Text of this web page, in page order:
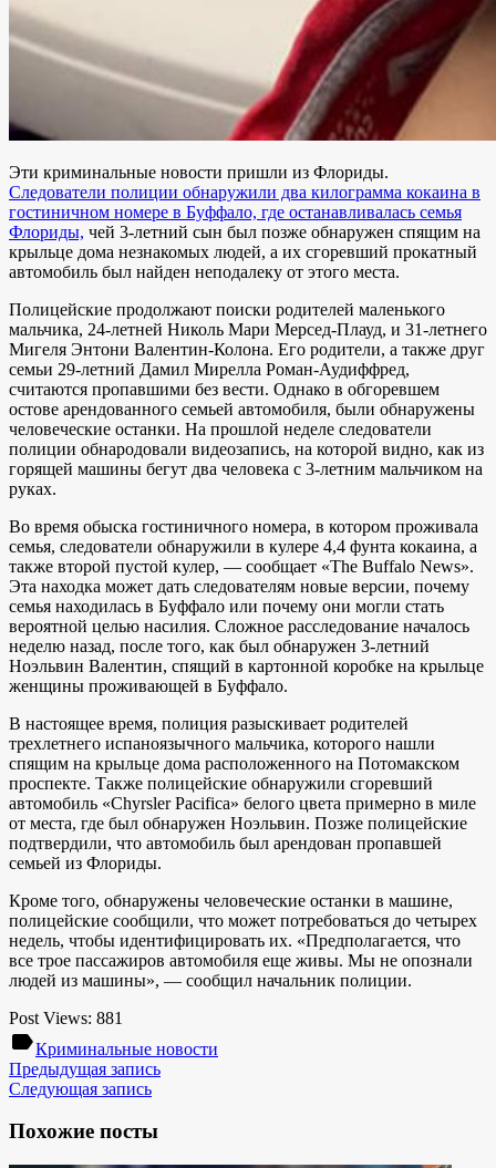
Эти криминальные новости пришли из Флориды.
Следователи полиции обнаружили два килограмма кокаина в
гостиничном номере в Буффало, где останавливалась семья
Флориды, чей 3-летний сын был позже обнаружен спящим на
крыльце дома незнакомых людей, а их сгоревший прокатный
автомобиль был найден неподалеку от этого места.
Полицейские продолжают поиски родителей маленького
мальчика, 24-летней Николь Мари Мерсед-Плауд, и 31-летнего
Мигеля Энтони Валентин-Колона. Его родители, а также друг
семьи 29-летний Дамил Мирелла Роман-Аудиффред,
считаются пропавшими без вести. Однако в обгоревшем
остове арендованного семьей автомобиля, были обнаружены
человеческие останки. На прошлой неделе следователи
полиции обнародовали видеозапись, на которой видно, как из
горящей машины бегут два человека с 3-летним мальчиком на
руках.
Во время обыска гостиничного номера, в котором проживала
семья, следователи обнаружили в кулере 4,4 фунта кокаина, а
также второй пустой кулер, — сообщает «The Buffalo News».
Эта находка может дать следователям новые версии, почему
семья находилась в Буффало или почему они могли стать
вероятной целью насилия. Сложное расследование началось
неделю назад, после того, как был обнаружен 3-летний
Ноэльвин Валентин, спящий в картонной коробке на крыльце
женщины проживающей в Буффало.
В настоящее время, полиция разыскивает родителей
трехлетнего испаноязычного мальчика, которого нашли
спящим на крыльце дома расположенного на Потомакском
проспекте. Также полицейские обнаружили сгоревший
автомобиль «Chyrsler Pacifica» белого цвета примерно в миле
от места, где был обнаружен Ноэльвин. Позже полицейские
подтвердили, что автомобиль был арендован пропавшей
семьей из Флориды.
Кроме того, обнаружены человеческие останки в машине,
полицейские сообщили, что может потребоваться до четырех
недель, чтобы идентифицировать их. «Предполагается, что
все трое пассажиров автомобиля еще живы. Мы не опознали
людей из машины», — сообщил начальник полиции.
Post Views: 881
labelКриминальные новости
Предыдущая запись
Следующая запись
Похожие посты